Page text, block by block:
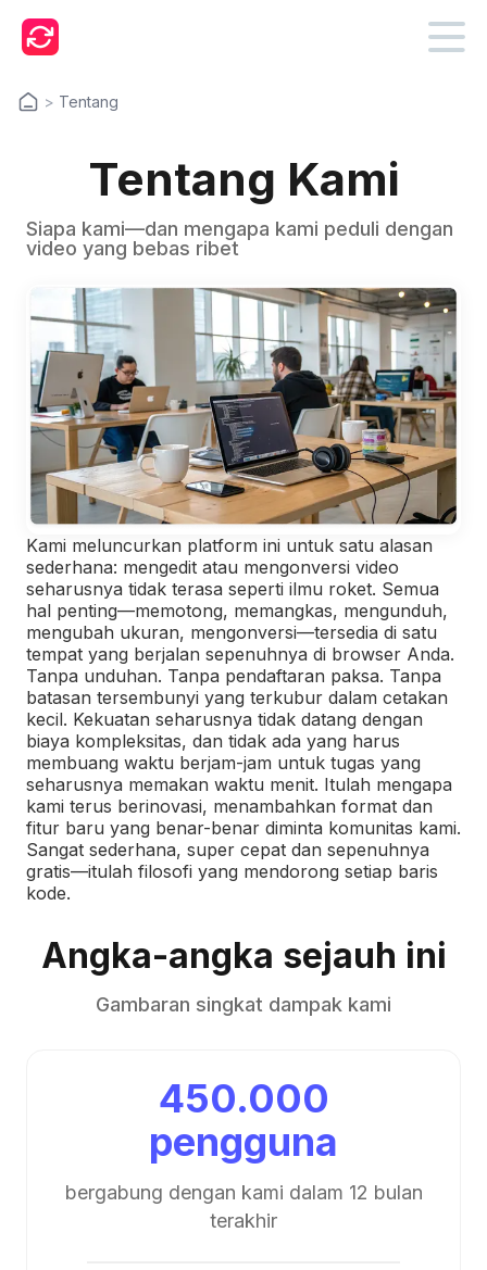
> Tentang
Tentang Kami
Siapa kami—dan mengapa kami peduli dengan
video yang bebas ribet
Kami meluncurkan platform ini untuk satu alasan
sederhana: mengedit atau mengonversi video
seharusnya tidak terasa seperti ilmu roket. Semua
hal penting—memotong, memangkas, mengunduh,
mengubah ukuran, mengonversi—tersedia di satu
tempat yang berjalan sepenuhnya di browser Anda.
Tanpa unduhan. Tanpa pendaftaran paksa. Tanpa
batasan tersembunyi yang terkubur dalam cetakan
kecil. Kekuatan seharusnya tidak datang dengan
biaya kompleksitas, dan tidak ada yang harus
membuang waktu berjam-jam untuk tugas yang
seharusnya memakan waktu menit. Itulah mengapa
kami terus berinovasi, menambahkan format dan
fitur baru yang benar-benar diminta komunitas kami.
Sangat sederhana, super cepat dan sepenuhnya
gratis—itulah filosofi yang mendorong setiap baris
kode.
Angka-angka sejauh ini
Gambaran singkat dampak kami
450.000
pengguna
bergabung dengan kami dalam 12 bulan
terakhir